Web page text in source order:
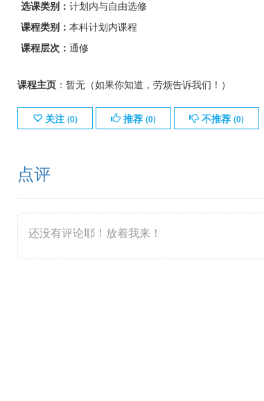
选课类别： 计划内与自由选修
课程类别： 本科计划内课程
课程层次： 通修
课程主页：暂无（如果你知道，劳烦告诉我们！）
关注 (0) 推荐 (0) 不推荐 (0)
点评
还没有评论耶！放着我来！